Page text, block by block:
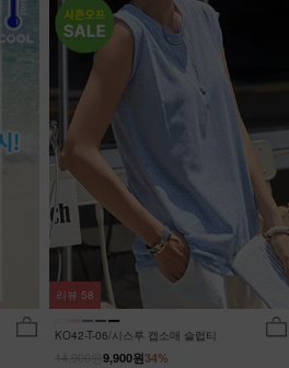
KO42-T-06/시스루 캡소매 슬럽티
34%
9,900원
리뷰 58